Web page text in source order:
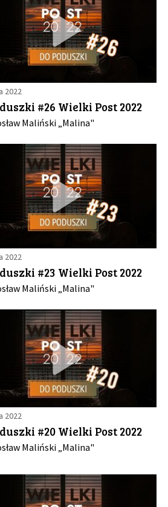
2022
#26 Wielki Post 2022
Maliński „Malina"
2022
#23 Wielki Post 2022
Maliński „Malina"
2022
#20 Wielki Post 2022
Maliński „Malina"